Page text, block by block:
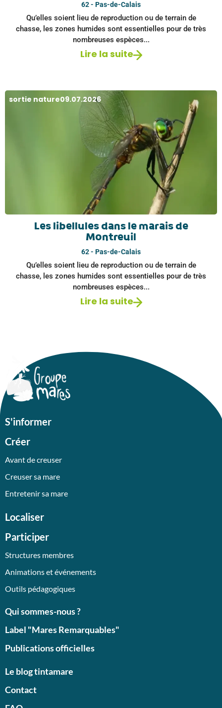
62 - Pas-de-Calais
Qu’elles soient lieu de reproduction ou de terrain de
chasse, les zones humides sont essentielles pour de très
nombreuses espèces...
Lire la suite
sortie nature09.07.2026
Les libellules dans le marais de
Montreuil
62 - Pas-de-Calais
Qu’elles soient lieu de reproduction ou de terrain de
chasse, les zones humides sont essentielles pour de très
nombreuses espèces...
Lire la suite
S'informer
Créer
Avant de creuser
Creuser sa mare
Entretenir sa mare
Localiser
Participer
Structures membres
Animations et événements
Outils pédagogiques
Qui sommes-nous ?
Label "Mares Remarquables"
Publications officielles
Le blog tintamare
Contact